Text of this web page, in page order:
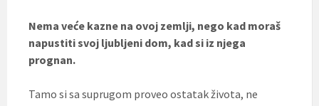
Nema veće kazne na ovoj zemlji, nego kad moraš
napustiti svoj ljubljeni dom, kad si iz njega
prognan.
Tamo si sa suprugom proveo ostatak života, ne